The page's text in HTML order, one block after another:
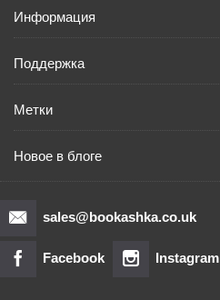
Информация
Поддержка
Метки
Новое в блоге
sales@bookashka.co.uk
Facebook Instagram